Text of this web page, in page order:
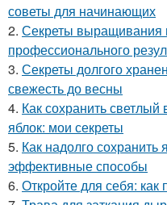
советы для начинающих
2. Секреты выращивания
профессионального
3. Секреты долгого
свежесть до весны
4. Как сохранить
яблок: мои секреты
5. Как надолго сохранить
эффективные способы
6. Откройте для себя: как